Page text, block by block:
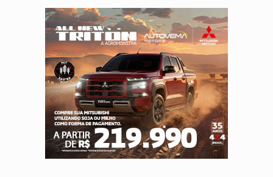
NO CARRO:Homem é preso com pistola 9mm durante abordagem da Força
TRÁGICO:Pai do 'Xandy Motocross' morre em
VÍDEO:Motorista de caminhonete morre preso às ferragens em colisão
LAZER:Seis lugares gratuitos para aproveitar o fim de semana
VÍDEO:FTICCO e Força Tática prendem membro do CV com arma e drogas
INCLUSÃO:Prefeitura fortalece parceria com a APAE para ampliar ações
DEFESA:Exército testa inovações no combate a drones durante